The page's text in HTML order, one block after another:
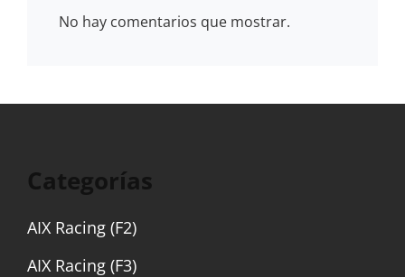
No hay comentarios que mostrar.
Categorías
AIX Racing (F2)
AIX Racing (F3)